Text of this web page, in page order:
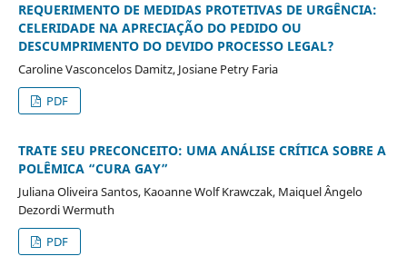
REQUERIMENTO DE MEDIDAS PROTETIVAS DE URGÊNCIA:
CELERIDADE NA APRECIAÇÃO DO PEDIDO OU
DESCUMPRIMENTO DO DEVIDO PROCESSO LEGAL?
Caroline Vasconcelos Damitz, Josiane Petry Faria
PDF
TRATE SEU PRECONCEITO: UMA ANÁLISE CRÍTICA SOBRE A
POLÊMICA “CURA GAY”
Juliana Oliveira Santos, Kaoanne Wolf Krawczak, Maiquel Ângelo
Dezordi Wermuth
PDF